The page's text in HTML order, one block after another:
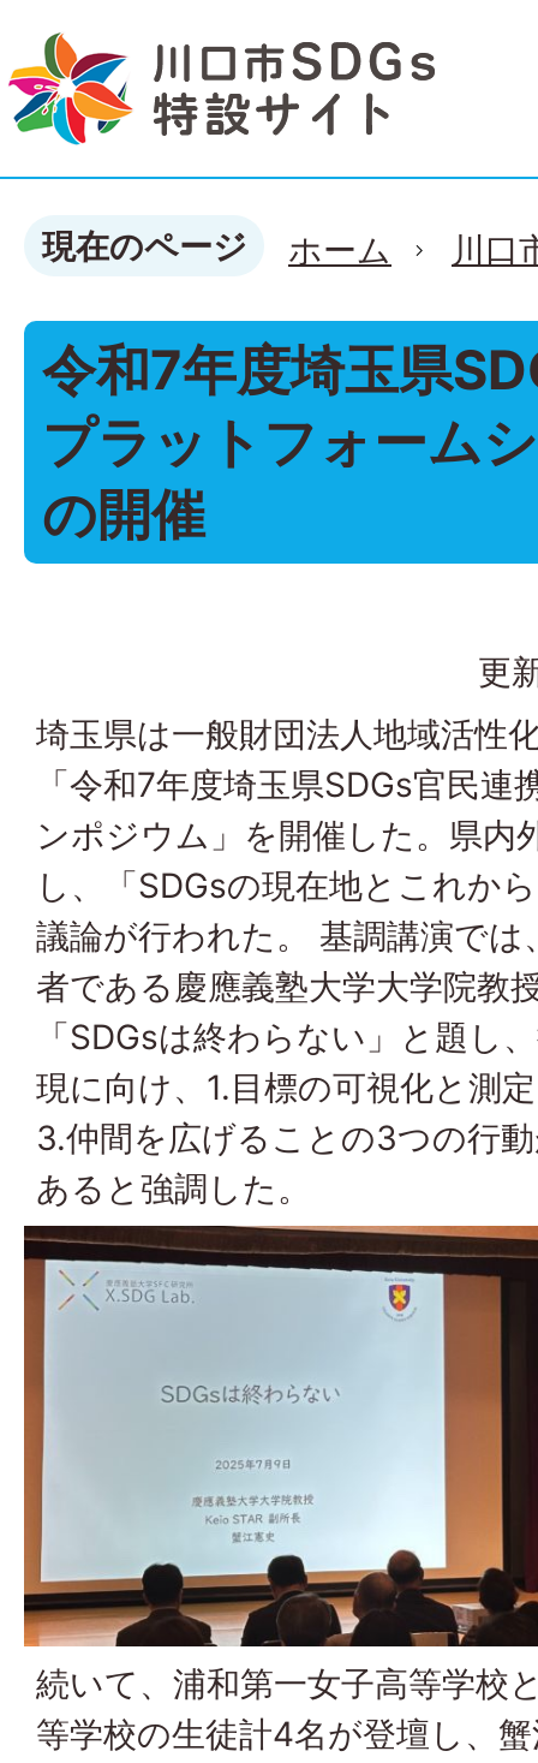
現在のページ ホーム 川口
令和7年度埼玉県
プラットフォーム
の開催
更
埼玉県は一般財団法人地域活性
「令和7年度埼玉県SDGs官民
ンポジウム」を開催した。県内
し、「SDGsの現在地とこれか
議論が行われた。 基調講演では
者である慶應義塾大学大学院教
「SDGsは終わらない」と題し
現に向け、1.目標の可視化と測
3.仲間を広げることの3つの行
あると強調した。
続いて、浦和第一女子高等学校
等学校の生徒計4名が登壇し、